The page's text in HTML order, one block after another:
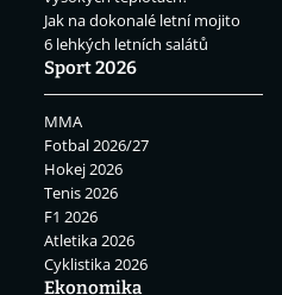
Jak na dokonalé letní mojito
6 lehkých letních salátů
Sport 2026
MMA
Fotbal 2026/27
Hokej 2026
Tenis 2026
F1 2026
Atletika 2026
Cyklistika 2026
Ekonomika